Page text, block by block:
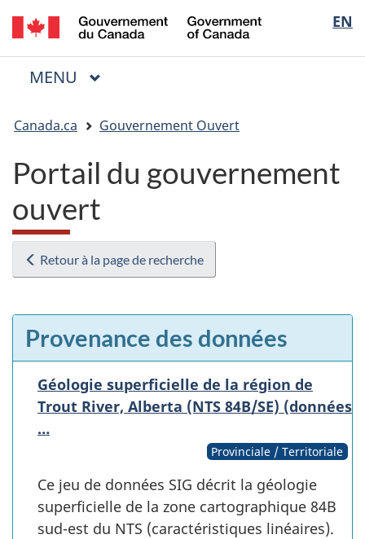
Passer
au
contenu
Passer
à
« Au
Passer
à
la
EN
of
Menu
MENU PRINCIPAL
êtes
ici
Canada.ca Gouvernement Ouvert
Portail du gouvernement
ouvert
Retour à la page de recherche
Provenance des données
Géologie superficielle de la région de
Trout River, Alberta (NTS 84B/SE) (données
…
Provinciale / Territoriale
Ce jeu de données SIG décrit la géologie
superficielle de la zone cartographique 84B
sud-est du NTS (caractéristiques linéaires).